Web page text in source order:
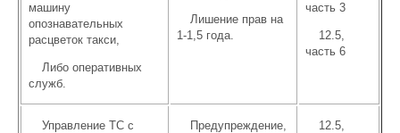
машину
опознавательных
расцветок такси,
Либо оперативных
служб.
Лишение прав на
1-1,5 года.
часть 3
12.5,
часть 6
Управление ТС с
Предупреждение,
12.5,